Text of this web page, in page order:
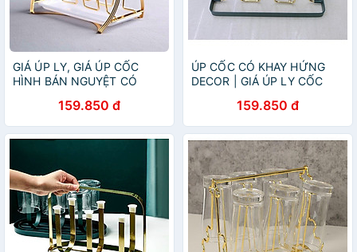
GIÁ ÚP LY, GIÁ ÚP CỐC
HÌNH BÁN NGUYỆT CÓ
159.850 đ
ÚP CỐC CÓ KHAY HỨNG
DECOR | GIÁ ÚP LY CỐC
HỨNG NƯỚC BẦU DỤC
159.850 đ